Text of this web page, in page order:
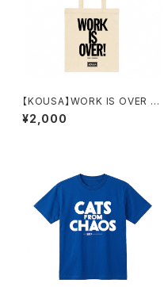
【KOUSA】WORK IS OVER ラ
ージ・トートバッグ (ナチュラル)
¥2,000